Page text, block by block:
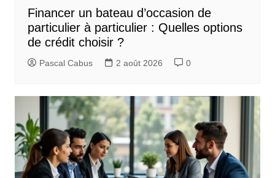
Financer un bateau d’occasion de
particulier à particulier : Quelles options
de crédit choisir ?
Pascal Cabus 2 août 2026 0